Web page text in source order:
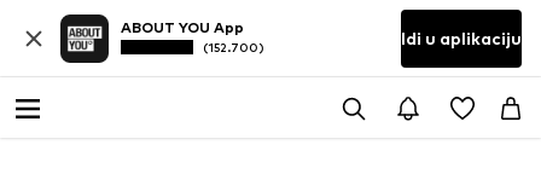
ABOUT YOU App
(152.700) Idi u aplikaciju